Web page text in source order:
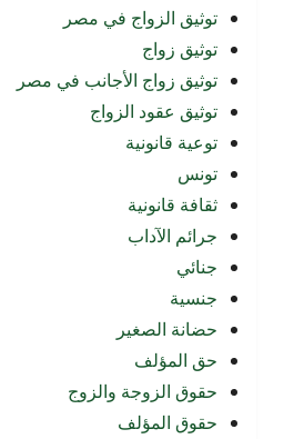
توثيق الزواج في مصر
توثيق زواج
توثيق زواج الأجانب في مصر
توثيق عقود الزواج
توعية قانونية
تونس
ثقافة قانونية
جرائم الآداب
جنائي
جنسية
حضانة الصغير
حق المؤلف
حقوق الزوجة والزوج
حقوق المؤلف